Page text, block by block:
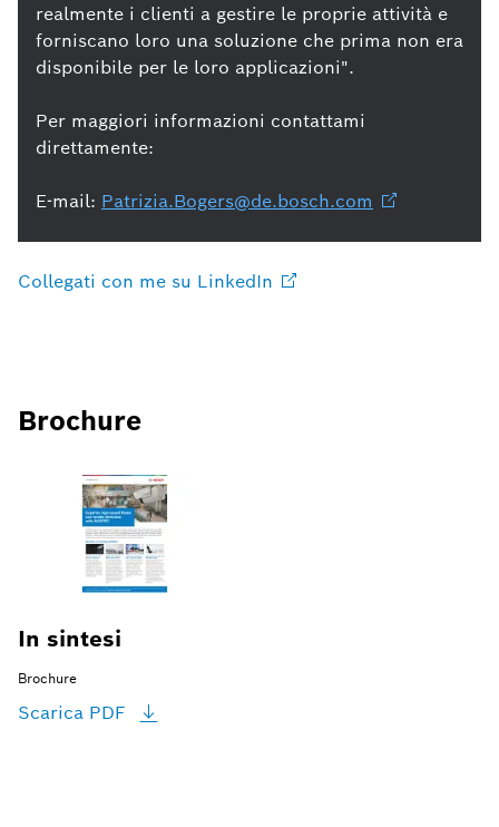
realmente i clienti a gestire le proprie attività e
forniscano loro una soluzione che prima non era
disponibile per le loro applicazioni".
Per maggiori informazioni contattami
direttamente:
E-mail: Patrizia.Bogers@de.bosch.com
Collegati con me su LinkedIn
Brochure
In sintesi
Brochure
Scarica PDF